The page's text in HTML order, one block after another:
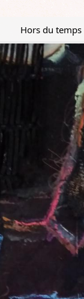
Hors du temps